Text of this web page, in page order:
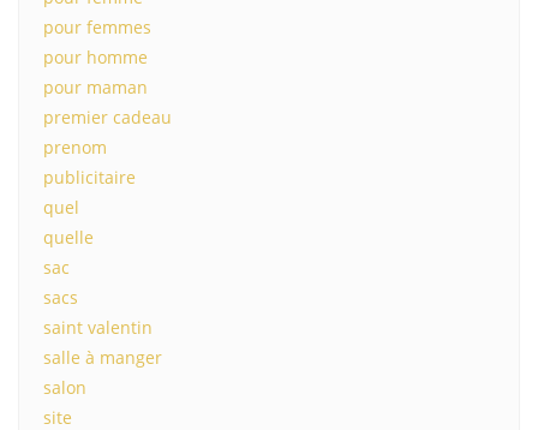
pour femmes
pour homme
pour maman
premier cadeau
prenom
publicitaire
quel
quelle
sac
sacs
saint valentin
salle à manger
salon
site